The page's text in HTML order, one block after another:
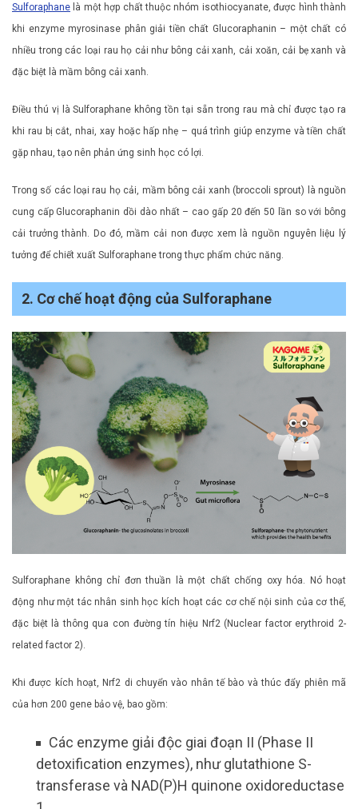
Sulforaphane là một hợp chất thuộc nhóm isothiocyanate, được hình thành
khi enzyme myrosinase phân giải tiền chất Glucoraphanin – một chất có
nhiều trong các loại rau họ cải như bông cải xanh, cải xoăn, cải bẹ xanh và
đặc biệt là mầm bông cải xanh.
Điều thú vị là Sulforaphane không tồn tại sẵn trong rau mà chỉ được tạo ra
khi rau bị cắt, nhai, xay hoặc hấp nhẹ – quá trình giúp enzyme và tiền chất
gặp nhau, tạo nên phản ứng sinh học có lợi.
Trong số các loại rau họ cải, mầm bông cải xanh (broccoli sprout) là nguồn
cung cấp Glucoraphanin dồi dào nhất – cao gấp 20 đến 50 lần so với bông
cải trưởng thành. Do đó, mầm cải non được xem là nguồn nguyên liệu lý
tưởng để chiết xuất Sulforaphane trong thực phẩm chức năng.
2. Cơ chế hoạt động của Sulforaphane
Sulforaphane không chỉ đơn thuần là một chất chống oxy hóa. Nó hoạt
động như một tác nhân sinh học kích hoạt các cơ chế nội sinh của cơ thể,
đặc biệt là thông qua con đường tín hiệu Nrf2 (Nuclear factor erythroid 2-
related factor 2).
Khi được kích hoạt, Nrf2 di chuyển vào nhân tế bào và thúc đẩy phiên mã
của hơn 200 gene bảo vệ, bao gồm:
Các enzyme giải độc giai đoạn II (Phase II
detoxification enzymes), như glutathione S-
transferase và NAD(P)H quinone oxidoreductase